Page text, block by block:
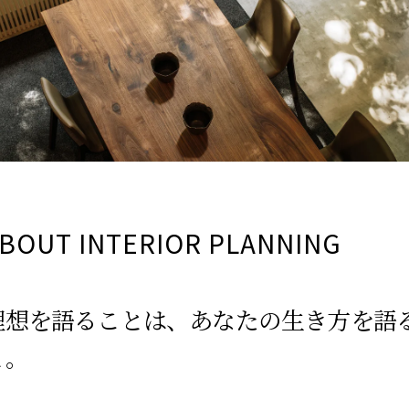
INTERIOR PLANNING
を語ることは、あなたの生き方を語